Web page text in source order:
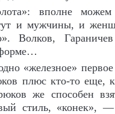
вполне можем
и мужчины, и
Волков,
«железное» первое
плюс кто-то еще,
же способен
стиль, «конек»,